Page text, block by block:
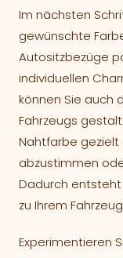
Im nächsten
gewünschte
Autositzbezüge
individuellen
können Sie auch
Fahrzeugs
Nahtfarbe
abzustimmen
Dadurch
zu Ihrem
Experimentieren